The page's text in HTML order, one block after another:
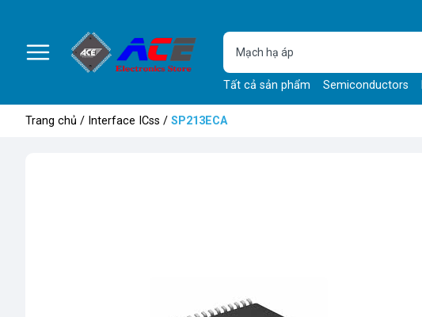
Tất cả sản phẩm Semiconductors
Trang chủ / Interface ICss / SP213ECA